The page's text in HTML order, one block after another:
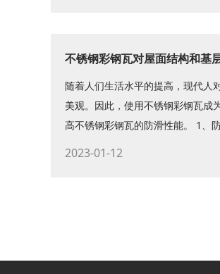
不锈钢彩钢瓦对屋面结构和基
随着人们生活水平的提高，现代人
美观。因此，使用不锈钢彩钢瓦成
高不锈钢彩钢瓦的防滑性能。 1、
2023-01-12